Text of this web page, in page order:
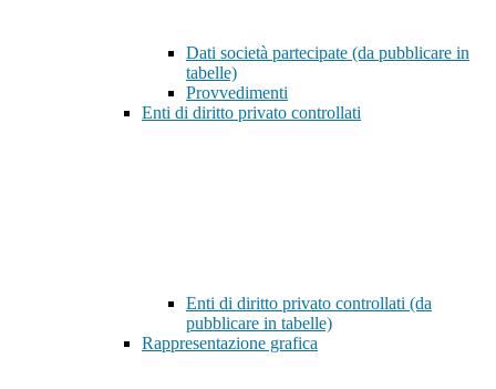
Dati società partecipate (da pubblicare in
tabelle)
Provvedimenti
Enti di diritto privato controllati
Enti di diritto privato controllati (da
pubblicare in tabelle)
Rappresentazione grafica